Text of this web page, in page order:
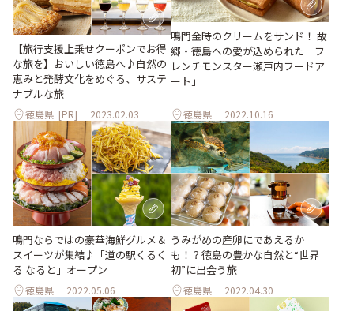
【旅行支援上乗せクーポンでお得
な旅を】おいしい徳島へ♪自然の
恵みと発酵文化をめぐる、サステ
ナブルな旅
徳島県 [PR] 2023.02.03
鳴門金時のクリームをサンド！ 故
郷・徳島への愛が込められた「フ
レンチモンスター瀬戸内フードア
ート」
徳島県 2022.10.16
鳴門ならではの豪華海鮮グルメ＆
スイーツが集結♪「道の駅くるく
る なると」オープン
徳島県 2022.05.06
うみがめの産卵にであえるか
も！？徳島の豊かな自然と“世界
初”に出会う旅
徳島県 2022.04.30